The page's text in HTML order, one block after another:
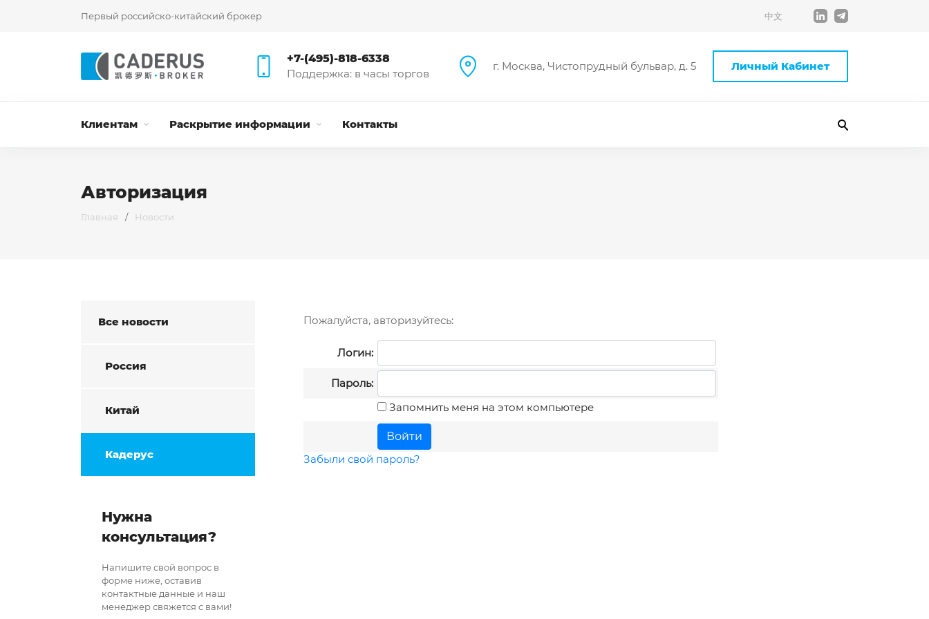
Первый российско-китайский брокер 中文
+7-(495)-818-6338
Поддержка: в часы торгов
г. Москва, Чистопрудный бульвар, д. 5 Личный Кабинет
Клиентам Раскрытие информации Контакты
Авторизация
Главная / Новости
Все новости
Россия
Китай
Кадерус
Нужна
консультация?
Напишите свой вопрос в
форме ниже, оставив
контактные данные и наш
менеджер свяжется с вами!
Пожалуйста, авторизуйтесь:
Логин:
Пароль:
Запомнить меня на этом компьютере
Забыли свой пароль?